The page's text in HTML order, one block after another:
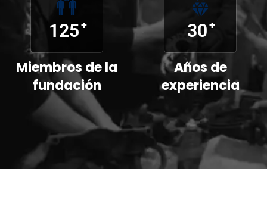
125+
Miembros de la
fundación
30+
Años de
experiencia